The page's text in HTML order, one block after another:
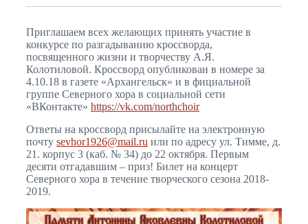
Приглашаем всех желающих принять участие в
конкурсе по разгадыванию кроссворда,
посвященного жизни и творчеству А.Я.
Колотиловой. Кроссворд опубликован в номере за
4.10.18 в газете «Архангельск» и в фициальной
группе Северного хора в социальной сети
«ВКонтакте» https://vk.com/northchoir
Ответы на кроссворд присылайте на электронную
почту sevhor1926@mail.ru или по адресу ул. Тимме, д.
21. корпус 3 (каб. № 34) до 22 октября. Первым
десяти отгадавшим – приз! Билет на концерт
Северного хора в течение творческого сезона 2018-
2019.